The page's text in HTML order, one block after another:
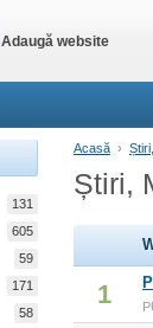
Adaugă website
131
605
59
171
58
Acasă ›
Știri,
1